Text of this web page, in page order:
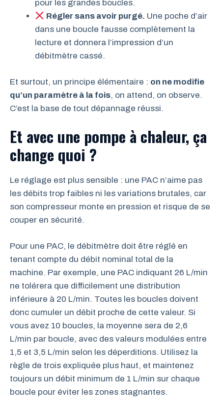
pour les grandes boucles.
Régler sans avoir purgé. Une poche d’air
dans une boucle fausse complètement la
lecture et donnera l’impression d’un
débitmètre cassé.
Et surtout, un principe élémentaire : on ne modifie
qu’un paramètre à la fois, on attend, on observe.
C’est la base de tout dépannage réussi.
Et avec une pompe à chaleur, ça
change quoi ?
Le réglage est plus sensible : une PAC n’aime pas
les débits trop faibles ni les variations brutales, car
son compresseur monte en pression et risque de se
couper en sécurité.
Pour une PAC, le débitmètre doit être réglé en
tenant compte du débit nominal total de la
machine. Par exemple, une PAC indiquant 26 L/min
ne tolérera que difficilement une distribution
inférieure à 20 L/min. Toutes les boucles doivent
donc cumuler un débit proche de cette valeur. Si
vous avez 10 boucles, la moyenne sera de 2,6
L/min par boucle, avec des valeurs modulées entre
1,5 et 3,5 L/min selon les déperditions. Utilisez la
règle de trois expliquée plus haut, et maintenez
toujours un débit minimum de 1 L/min sur chaque
boucle pour éviter les zones stagnantes.